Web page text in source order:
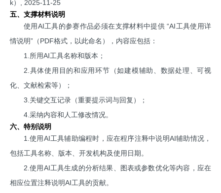
k）, 2025-11-25
五、支撑材料说明
使用AI工具的参赛作品必须在支撑材料中提供 “AI工具使用详
情说明”（PDF格式，以此命名），内容应包括：
1.所用AI工具名称和版本；
2.具体使用目的和应用环节（如建模辅助、数据处理、可视
化、文献检索等）；
3.关键交互记录（重要提示词与回复）；
4.采纳内容和人工修改情况。
六、特别说明
1.使用AI工具辅助编程时，应在程序注释中说明AI辅助情况，
包括工具名称、版本、开发机构及使用日期。
2.使用AI工具生成的分析结果、图表或参数优化等内容，应在
相应位置注释说明AI工具的贡献。